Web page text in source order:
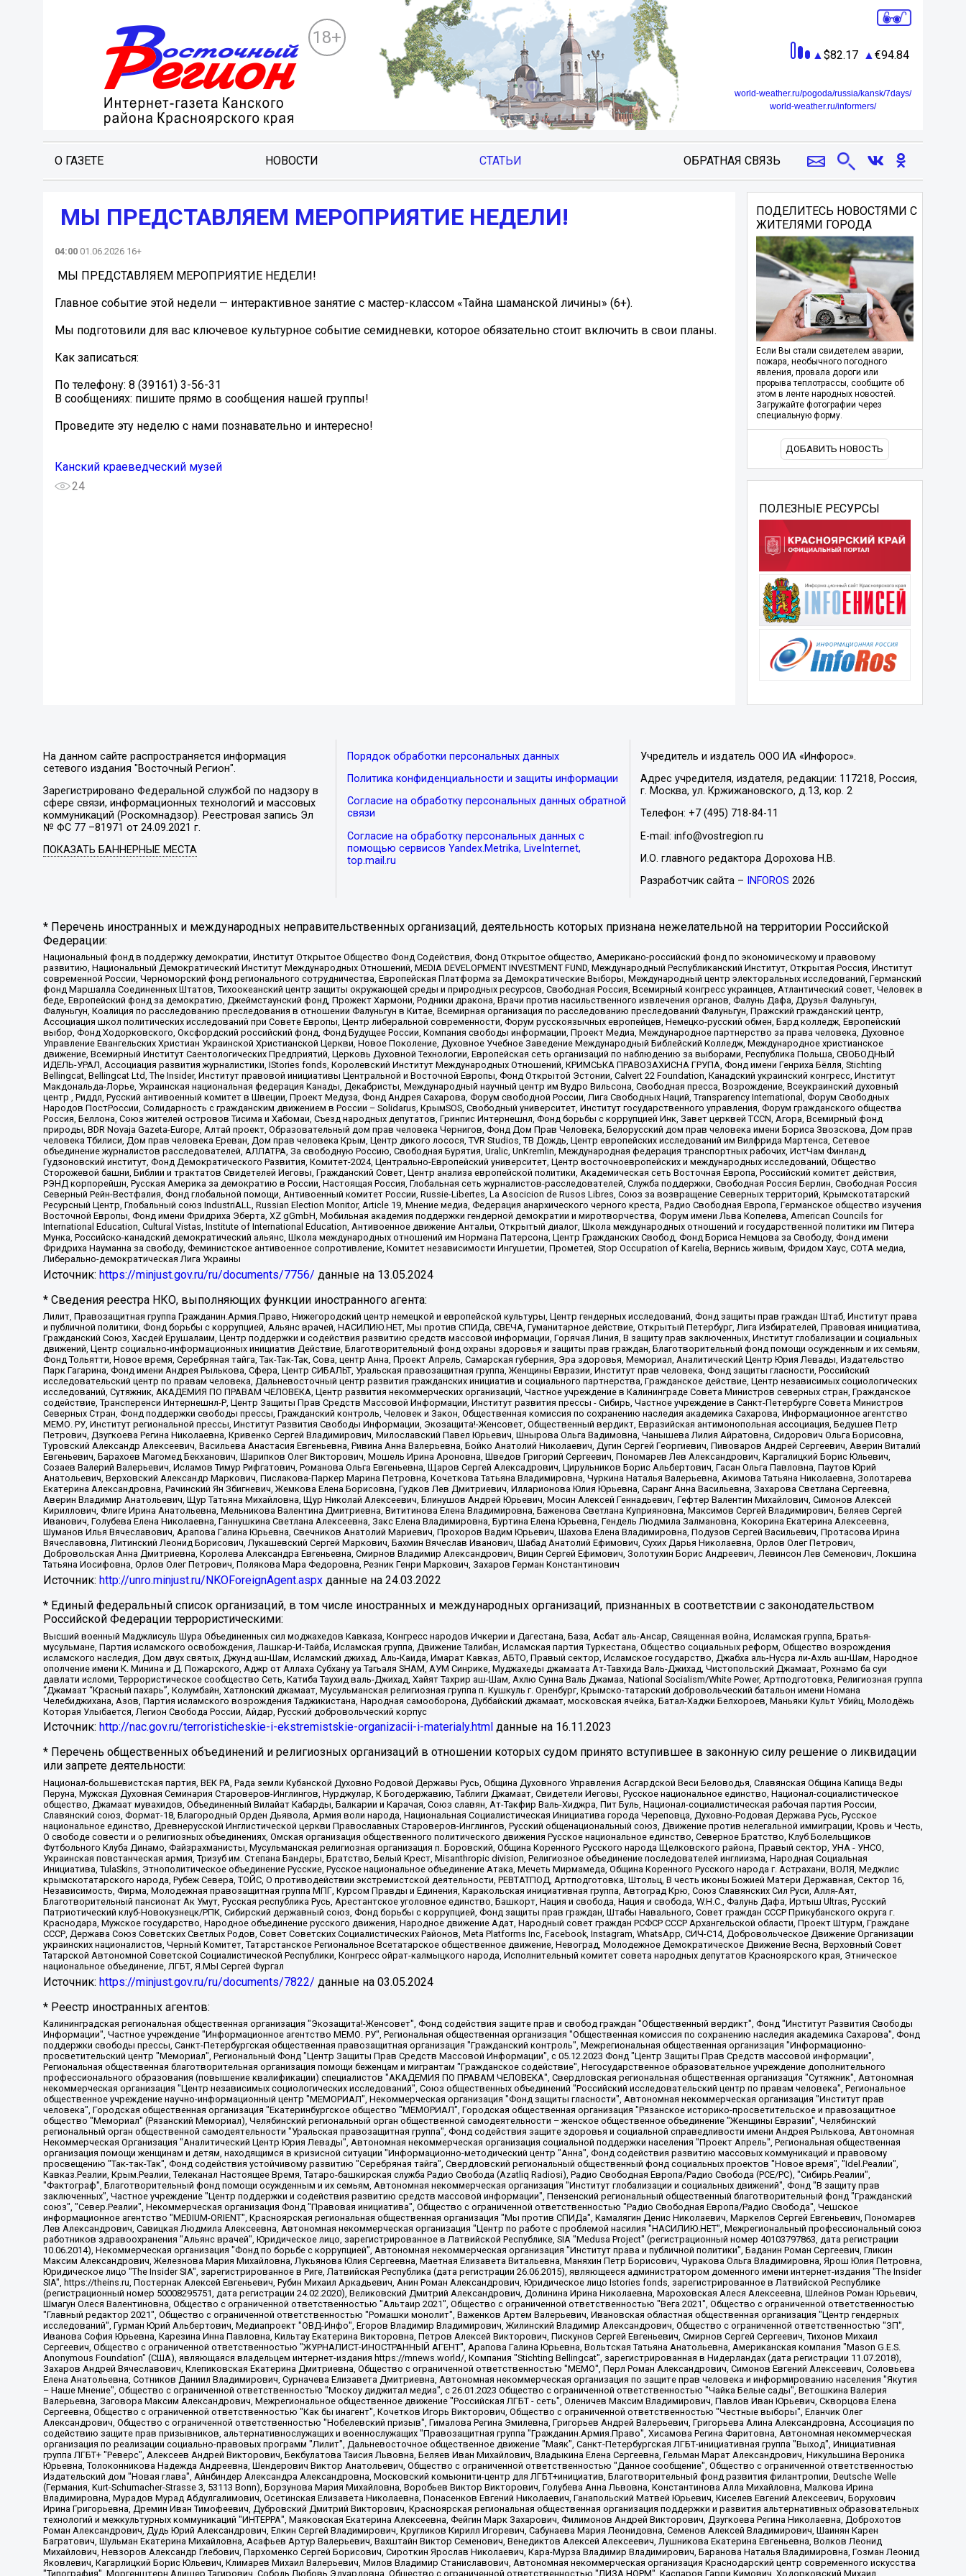
18+
82.17 94.84
world-weather.ru/pogoda/russia/kansk/7days/
world-weather.ru/informers/
О ГАЗЕТЕ НОВОСТИ СТАТЬИ ОБРАТНАЯ СВЯЗЬ
️ МЫ ПРЕДСТАВЛЯЕМ МЕРОПРИЯТИЕ НЕДЕЛИ!
04:00 01.06.2026 16+
️ МЫ ПРЕДСТАВЛЯЕМ МЕРОПРИЯТИЕ НЕДЕЛИ!
Главное событие этой недели — интерактивное занятие с мастер-классом «Тайна шаманской личины» (6+).
Мы подготовили для вас ключевое культурное событие семидневки, которое обязательно стоит включить в свои планы.
️Как записаться:
По телефону: 8 (39161) 3-56-31
В сообщениях: пишите прямо в сообщения нашей группы!
Проведите эту неделю с нами познавательно и интересно!
Канский краеведческий музей
24
ПОДЕЛИТЕСЬ НОВОСТЯМИ С
ЖИТЕЛЯМИ ГОРОДА
Если Вы стали свидетелем аварии,
пожара, необычного погодного
явления, провала дороги или
прорыва теплотрассы, сообщите об
этом в ленте народных новостей.
Загружайте фотографии через
специальную форму.
ДОБАВИТЬ НОВОСТЬ
ПОЛЕЗНЫЕ РЕСУРСЫ
На данном сайте распространяется информация
сетевого издания "Восточный Регион".
Зарегистрировано Федеральной службой по надзору в
сфере связи, информационных технологий и массовых
коммуникаций (Роскомнадзор). Реестровая запись Эл
№ ФС 77 –81971 от 24.09.2021 г.
ПОКАЗАТЬ БАННЕРНЫЕ МЕСТА
Порядок обработки персональных данных
Политика конфиденциальности и защиты информации
Согласие на обработку персональных данных обратной
связи
Согласие на обработку персональных данных с
помощью сервисов Yandex.Metrika, LiveInternet,
top.mail.ru
Учредитель и издатель ООО ИА «Инфорос».
Адрес учредителя, издателя, редакции: 117218, Россия,
г. Москва, ул. Кржижановского, д.13, кор. 2
Телефон: +7 (495) 718-84-11
E-mail: info@vostregion.ru
И.О. главного редактора Дорохова Н.В.
Разработчик сайта – INFOROS 2026
* Перечень иностранных и международных неправительственных организаций, деятельность которых признана нежелательной на территории Российской
Федерации:
Национальный фонд в поддержку демократии, Институт Открытое Общество Фонд Содействия, Фонд Открытое общество, Американо-российский фонд по экономическому и правовому
развитию, Национальный Демократический Институт Международных Отношений, MEDIA DEVELOPMENT INVESTMENT FUND, Международный Республиканский Институт, Открытая Россия, Институт
современной России, Черноморский фонд регионального сотрудничества, Европейская Платформа за Демократические Выборы, Международный центр электоральных исследований, Германский
фонд Маршалла Соединенных Штатов, Тихоокеанский центр защиты окружающей среды и природных ресурсов, Свободная Россия, Всемирный конгресс украинцев, Атлантический совет, Человек в
беде, Европейский фонд за демократию, Джеймстаунский фонд, Прожект Хармони, Родники дракона, Врачи против насильственного извлечения органов, Фалунь Дафа, Друзья Фалуньгун,
Фалуньгун, Коалиция по расследованию преследования в отношении Фалуньгун в Китае, Всемирная организация по расследованию преследований Фалуньгун, Пражский гражданский центр,
Ассоциация школ политических исследований при Совете Европы, Центр либеральной современности, Форум русскоязычных европейцев, Немецко-русский обмен, Бард колледж, Европейский
выбор, Фонд Ходорковского, Оксфордский российский фонд, Фонд Будущее России, Компания свободы информации, Проект Медиа, Международное партнерство за права человека, Духовное
Управление Евангельских Христиан Украинской Христианской Церкви, Новое Поколение, Духовное Учебное Заведение Международный Библейский Колледж, Международное христианское
движение, Всемирный Институт Саентологических Предприятий, Церковь Духовной Технологии, Европейская сеть организаций по наблюдению за выборами, Республика Польша, СВОБОДНЫЙ
ИДЕЛЬ-УРАЛ, Ассоциация развития журналистики, IStories fonds, Королевский Институт Международных Отношений, КРИМСЬКА ПРАВОЗАХИСНА ГРУПА, Фонд имени Генриха Бёлля, Stichting
Bellingcat, Bellingcat Ltd, The Insider, Институт правовой инициативы Центральной и Восточной Европы, Фонд Открытой Эстонии, Calvert 22 Foundation, Канадский украинский конгресс, Институт
Макдональда-Лорье, Украинская национальная федерация Канады, Декабристы, Международный научный центр им Вудро Вильсона, Свободная пресса, Возрождение, Всеукраинский духовный
центр , Риддл, Русский антивоенный комитет в Швеции, Проект Медуза, Фонд Андрея Сахарова, Форум свободной России, Лига Свободных Наций, Transparеncy International, Форум Свободных
Народов ПостРоссии, Солидарность с гражданским движением в России – Solidarus, КрымSOS, Свободный университет, Институт государственного управления, Форум гражданского общества
Россия, Беллона, Союз жителей островов Тисима и Хабомаи, Съезд народных депутатов, Гринпис Интернешнл, Фонд борьбы с коррупцией Инк, Завет церквей TCCN, Агора, Всемирный фонд
природы, BDR Novaja Gazeta-Europe, Алтай проект, Образовательный дом прав человека Чернигов, Фонд Дом Прав Человека, Белорусский дом прав человека имени Бориса Звозскова, Дом прав
человека Тбилиси, Дом прав человека Ереван, Дом прав человека Крым, Центр дикого лосося, TVR Studios, ТВ Дождь, Центр европейских исследований им Вилфрида Мартенса, Сетевое
объединение журналистов расследователей, АЛЛАТРА, За свободную Россию, Свободная Бурятия, Uralic, UnKremlin, Международная федерация транспортных рабочих, ИстЧам Финланд,
Гудзоновский институт, Фонд Демократического Развития, Комитет-2024, Центрально-Европейский университет, Центр восточноевропейских и международных исследований, Общество
Сторожевой башни, Библии и трактатов Свидетелей Иеговы, Гражданский Совет, Центр анализа европейской политики, Академическая сеть Восточная Европа, Российский комитет действия,
РЭНД корпорейшн, Русская Америка за демократию в России, Настоящая Россия, Глобальная сеть журналистов-расследователей, Служба поддержки, Свободная Россия Берлин, Свободная Россия
Северный Рейн-Вестфалия, Фонд глобальной помощи, Антивоенный комитет России, Russie-Libertes, La Asocicion de Rusos Libres, Союз за возвращение Северных территорий, Крымскотатарский
Ресурсный Центр, Глобальный союз IndustriALL, Russian Election Monitor, Article 19, Мнение медиа, Федерация анархического черного креста, Радио Свободная Европа, Германское общество изучения
Восточной Европы, Фонд имени Фридриха Эберта, XZ gGmbH, Мобильная академия поддержки гендерной демократии и миротворчества, Форум имени Льва Копелева, American Councils for
International Education, Cultural Vistas, Institute of International Education, Антивоенное движение Антальи, Открытый диалог, Школа международных отношений и государственной политики им Питера
Мунка, Российско-канадский демократический альянс, Школа международных отношений им Нормана Патерсона, Центр Гражданских Свобод, Фонд Бориса Немцова за Свободу, Фонд имени
Фридриха Науманна за свободу, Феминистское антивоенное сопротивление, Комитет независимости Ингушетии, Прометей, Stop Occupation of Karelia, Вернись живым, Фридом Хаус, СОТА медиа,
Либерально-демократическая Лига Украины
Источник: https://minjust.gov.ru/ru/documents/7756/ данные на 13.05.2024
* Сведения реестра НКО, выполняющих функции иностранного агента:
Лилит, Правозащитная группа Гражданин.Армия.Право, Нижегородский центр немецкой и европейской культуры, Центр гендерных исследований, Фонд защиты прав граждан Штаб, Институт права
и публичной политики, Фонд борьбы с коррупцией, Альянс врачей, НАСИЛИЮ.НЕТ, Мы против СПИДа, СВЕЧА, Гуманитарное действие, Открытый Петербург, Лига Избирателей, Правовая инициатива,
Гражданский Союз, Хасдей Ерушалаим, Центр поддержки и содействия развитию средств массовой информации, Горячая Линия, В защиту прав заключенных, Институт глобализации и социальных
движений, Центр социально-информационных инициатив Действие, Благотворительный фонд охраны здоровья и защиты прав граждан, Благотворительный фонд помощи осужденным и их семьям,
Фонд Тольятти, Новое время, Серебряная тайга, Так-Так-Так, Сова, центр Анна, Проект Апрель, Самарская губерния, Эра здоровья, Мемориал, Аналитический Центр Юрия Левады, Издательство
Парк Гагарина, Фонд имени Андрея Рылькова, Сфера, Центр СИБАЛЬТ, Уральская правозащитная группа, Женщины Евразии, Институт прав человека, Фонд защиты гласности, Российский
исследовательский центр по правам человека, Дальневосточный центр развития гражданских инициатив и социального партнерства, Гражданское действие, Центр независимых социологических
исследований, Сутяжник, АКАДЕМИЯ ПО ПРАВАМ ЧЕЛОВЕКА, Центр развития некоммерческих организаций, Частное учреждение в Калининграде Совета Министров северных стран, Гражданское
содействие, Трансперенси Интернешнл-Р, Центр Защиты Прав Средств Массовой Информации, Институт развития прессы - Сибирь, Частное учреждение в Санкт-Петербурге Совета Министров
Северных Стран, Фонд поддержки свободы прессы, Гражданский контроль, Человек и Закон, Общественная комиссия по сохранению наследия академика Сахарова, Информационное агентство
МЕМО. РУ, Институт региональной прессы, Институт Развития Свободы Информации, Экозащита!-Женсовет, Общественный вердикт, Евразийская антимонопольная ассоциация, Бедушев Петр
Петрович, Дзугкоева Регина Николаевна, Кривенко Сергей Владимирович, Милославский Павел Юрьевич, Шнырова Ольга Вадимовна, Чанышева Лилия Айратовна, Сидорович Ольга Борисовна,
Туровский Александр Алексеевич, Васильева Анастасия Евгеньевна, Ривина Анна Валерьевна, Бойко Анатолий Николаевич, Дугин Сергей Георгиевич, Пивоваров Андрей Сергеевич, Аверин Виталий
Евгеньевич, Барахоев Магомед Бекханович, Шарипков Олег Викторович, Мошель Ирина Ароновна, Шведов Григорий Сергеевич, Пономарев Лев Александрович, Каргалицкий Борис Юльевич,
Созаев Валерий Валерьевич, Исламов Тимур Рифгатович, Романова Ольга Евгеньевна, Щаров Сергей Алексадрович, Цирульников Борис Альбертович, Гасан Ольга Павловна, Паутов Юрий
Анатольевич, Верховский Александр Маркович, Пислакова-Паркер Марина Петровна, Кочеткова Татьяна Владимировна, Чуркина Наталья Валерьевна, Акимова Татьяна Николаевна, Золотарева
Екатерина Александровна, Рачинский Ян Збигневич, Жемкова Елена Борисовна, Гудков Лев Дмитриевич, Илларионова Юлия Юрьевна, Саранг Анна Васильевна, Захарова Светлана Сергеевна,
Аверин Владимир Анатольевич, Щур Татьяна Михайловна, Щур Николай Алексеевич, Блинушов Андрей Юрьевич, Мосин Алексей Геннадьевич, Гефтер Валентин Михайлович, Симонов Алексей
Кириллович, Флиге Ирина Анатольевна, Мельникова Валентина Дмитриевна, Вититинова Елена Владимировна, Баженова Светлана Куприяновна, Максимов Сергей Владимирович, Беляев Сергей
Иванович, Голубева Елена Николаевна, Ганнушкина Светлана Алексеевна, Закс Елена Владимировна, Буртина Елена Юрьевна, Гендель Людмила Залмановна, Кокорина Екатерина Алексеевна,
Шуманов Илья Вячеславович, Арапова Галина Юрьевна, Свечников Анатолий Мариевич, Прохоров Вадим Юрьевич, Шахова Елена Владимировна, Подузов Сергей Васильевич, Протасова Ирина
Вячеславовна, Литинский Леонид Борисович, Лукашевский Сергей Маркович, Бахмин Вячеслав Иванович, Шабад Анатолий Ефимович, Сухих Дарья Николаевна, Орлов Олег Петрович,
Добровольская Анна Дмитриевна, Королева Александра Евгеньевна, Смирнов Владимир Александрович, Вицин Сергей Ефимович, Золотухин Борис Андреевич, Левинсон Лев Семенович, Локшина
Татьяна Иосифовна, Орлов Олег Петрович, Полякова Мара Федоровна, Резник Генри Маркович, Захаров Герман Константинович
Источник: http://unro.minjust.ru/NKOForeignAgent.aspx данные на 24.03.2022
* Единый федеральный список организаций, в том числе иностранных и международных организаций, признанных в соответствии с законодательством
Российской Федерации террористическими:
Высший военный Маджлисуль Шура Объединенных сил моджахедов Кавказа, Конгресс народов Ичкерии и Дагестана, База, Асбат аль-Ансар, Священная война, Исламская группа, Братья-
мусульмане, Партия исламского освобождения, Лашкар-И-Тайба, Исламская группа, Движение Талибан, Исламская партия Туркестана, Общество социальных реформ, Общество возрождения
исламского наследия, Дом двух святых, Джунд аш-Шам, Исламский джихад, Аль-Каида, Имарат Кавказ, АБТО, Правый сектор, Исламское государство, Джабха аль-Нусра ли-Ахль аш-Шам, Народное
ополчение имени К. Минина и Д. Пожарского, Аджр от Аллаха Субхану уа Тагьаля SHAM, АУМ Синрике, Муджахеды джамаата Ат-Тавхида Валь-Джихад, Чистопольский Джамаат, Рохнамо ба суи
давлати исломи, Террористическое сообщество Сеть, Катиба Таухид валь-Джихад, Хайят Тахрир аш-Шам, Ахлю Сунна Валь Джамаа, National Socialism/White Power, Артподготовка, Религиозная группа
“Джамаат “Красный пахарь”, Колумбайн, Хатлонский джамаат, Мусульманская религиозная группа п. Кушкуль г. Оренбург, Крымско-татарский добровольческий батальон имени Номана
Челебиджихана, Азов, Партия исламского возрождения Таджикистана, Народная самооборона, Дуббайский джамаат, московская ячейка, Батал-Хаджи Белхороев, Маньяки Культ Убийц, Молодёжь
Которая Улыбается, Легион Свобода России, Айдар, Русский добровольческий корпус
Источник: http://nac.gov.ru/terroristicheskie-i-ekstremistskie-organizacii-i-materialy.html данные на 16.11.2023
* Перечень общественных объединений и религиозных организаций в отношении которых судом принято вступившее в законную силу решение о ликвидации
или запрете деятельности:
Национал-большевистская партия, ВЕК РА, Рада земли Кубанской Духовно Родовой Державы Русь, Община Духовного Управления Асгардской Веси Беловодья, Славянская Община Капища Веды
Перуна, Мужская Духовная Семинария Староверов-Инглингов, Нурджулар, К Богодержавию, Таблиги Джамаат, Свидетели Иеговы, Русское национальное единство, Национал-социалистическое
общество, Джамаат мувахидов, Объединенный Вилайат Кабарды, Балкарии и Карачая, Союз славян, Ат-Такфир Валь-Хиджра, Пит Буль, Национал-социалистическая рабочая партия России,
Славянский союз, Формат-18, Благородный Орден Дьявола, Армия воли народа, Национальная Социалистическая Инициатива города Череповца, Духовно-Родовая Держава Русь, Русское
национальное единство, Древнерусской Инглистической церкви Православных Староверов-Инглингов, Русский общенациональный союз, Движение против нелегальной иммиграции, Кровь и Честь,
О свободе совести и о религиозных объединениях, Омская организация общественного политического движения Русское национальное единство, Северное Братство, Клуб Болельщиков
Футбольного Клуба Динамо, Файзрахманисты, Мусульманская религиозная организация п. Боровский, Община Коренного Русского народа Щелковского района, Правый сектор, УНА - УНСО,
Украинская повстанческая армия, Тризуб им. Степана Бандеры, Братство, Белый Крест, Misanthropic division, Религиозное объединение последователей инглиизма, Народная Социальная
Инициатива, TulaSkins, Этнополитическое объединение Русские, Русское национальное объединение Атака, Мечеть Мирмамеда, Община Коренного Русского народа г. Астрахани, ВОЛЯ, Меджлис
крымскотатарского народа, Рубеж Севера, ТОЙС, О противодействии экстремистской деятельности, РЕВТАТПОД, Артподготовка, Штольц, В честь иконы Божией Матери Державная, Сектор 16,
Независимость, Фирма, Молодежная правозащитная группа МПГ, Курсом Правды и Единения, Каракольская инициативная группа, Автоград Крю, Союз Славянских Сил Руси, Алля-Аят,
Благотворительный пансионат Ак Умут, Русская республика Русь, Арестантское уголовное единство, Башкорт, Нация и свобода, Нация и свобода, W.H.С., Фалунь Дафа, Иртыш Ultras, Русский
Патриотический клуб-Новокузнецк/РПК, Сибирский державный союз, Фонд борьбы с коррупцией, Фонд защиты прав граждан, Штабы Навального, Совет граждан СССР Прикубанского округа г.
Краснодара, Мужское государство, Народное объединение русского движения, Народное движение Адат, Народный совет граждан РСФСР СССР Архангельской области, Проект Штурм, Граждане
СССР, Держава Союз Советских Светлых Родов, Совет Советских Социалистических Районов, Meta Platforms Inc, Facebook, Instagram, WhatsApp, СИЧ-С14, Добровольческое Движение Организации
украинских националистов, Черный Комитет, Татарстанское Региональное Всетатарское общественное движение, Невоград, Молодежное Демократическое Движение Весна, Верховный Совет
Татарской Автономной Советской Социалистической Республики, Конгресс ойрат-калмыцкого народа, Исполнительный комитет совета народных депутатов Красноярского края, Этническое
национальное объединение, ЛГБТ, Я.МЫ Сергей Фургал
Источник: https://minjust.gov.ru/ru/documents/7822/ данные на 03.05.2024
* Реестр иностранных агентов:
Калининградская региональная общественная организация "Экозащита!-Женсовет", Фонд содействия защите прав и свобод граждан "Общественный вердикт", Фонд "Институт Развития Свободы Информации", Частное учреждение "Информационное агентство МЕМО. РУ", Региональная общественная организация "Общественная комиссия по сохранению наследия академика Сахарова", Фонд поддержки свободы прессы, Санкт-Петербургская общественная правозащитная организация "Гражданский контроль", Межрегиональная общественная организация "Информационно-просветительский центр "Мемориал", Региональный Фонд "Центр Защиты Прав Средств Массовой Информации", с 05.12.2023 Фонд "Центр Защиты Прав Средств массовой информации", Региональная общественная благотворительная организация помощи беженцам и мигрантам "Гражданское содействие", Негосударственное образовательное учреждение дополнительного профессионального образования (повышение квалификации) специалистов "АКАДЕМИЯ ПО ПРАВАМ ЧЕЛОВЕКА", Свердловская региональная общественная организация "Сутяжник", Автономная некоммерческая организация "Центр независимых социологических исследований", Союз общественных объединений "Российский исследовательский центр по правам человека", Региональное общественное учреждение научно-информационный центр "МЕМОРИАЛ", Некоммерческая организация "Фонд защиты гласности", Автономная некоммерческая организация "Институт прав человека", Городская общественная организация "Екатеринбургское общество "МЕМОРИАЛ", Городская общественная организация "Рязанское историко-просветительское и правозащитное общество "Мемориал" (Рязанский Мемориал), Челябинский региональный орган общественной самодеятельности – женское общественное объединение "Женщины Евразии", Челябинский региональный орган общественной самодеятельности "Уральская правозащитная группа", Фонд содействия защите здоровья и социальной справедливости имени Андрея Рылькова, Автономная Некоммерческая Организация "Аналитический Центр Юрия Левады", Автономная некоммерческая организация социальной поддержки населения "Проект Апрель", Региональная общественная организация помощи женщинам и детям, находящимся в кризисной ситуации "Информационно-методический центр "Анна", Фонд содействия развитию массовых коммуникаций и правовому просвещению "Так-так-Так", Фонд содействия устойчивому развитию "Серебряная тайга", Свердловский региональный общественный фонд социальных проектов "Новое время", "Idel.Реалии", Кавказ.Реалии, Крым.Реалии, Телеканал Настоящее Время, Татаро-башкирская служба Радио Свобода (Azatliq Radiosi), Радио Свободная Европа/Радио Свобода (PCE/PC), "Сибирь.Реалии", "Фактограф", Благотворительный фонд помощи осужденным и их семьям, Автономная некоммерческая организация "Институт глобализации и социальных движений", Фонд "В защиту прав заключенных", Частное учреждение "Центр поддержки и содействия развитию средств массовой информации", Пензенский региональный общественный благотворительный фонд "Гражданский союз", "Север.Реалии", Некоммерческая организация Фонд "Правовая инициатива", Общество с ограниченной ответственностью "Радио Свободная Европа/Радио Свобода", Чешское информационное агентство "MEDIUM-ORIENT", Красноярская региональная общественная организация "Мы против СПИДа", Камалягин Денис Николаевич, Маркелов Сергей Евгеньевич, Пономарев Лев Александрович, Савицкая Людмила Алексеевна, Автономная некоммерческая организация "Центр по работе с проблемой насилия "НАСИЛИЮ.НЕТ", Межрегиональный профессиональный союз работников здравоохранения "Альянс врачей", Юридическое лицо, зарегистрированное в Латвийской Республике, SIA "Medusa Project" (регистрационный номер 40103797863, дата регистрации 10.06.2014), Некоммерческая организация "Фонд по борьбе с коррупцией", Автономная некоммерческая организация "Институт права и публичной политики", Баданин Роман Сергеевич, Гликин Максим Александрович, Железнова Мария Михайловна, Лукьянова Юлия Сергеевна, Маетная Елизавета Витальевна, Маняхин Петр Борисович, Чуракова Ольга Владимировна, Ярош Юлия Петровна, Юридическое лицо "The Insider SIA", зарегистрированное в Риге, Латвийская Республика (дата регистрации 26.06.2015), являющееся администратором доменного имени интернет-издания "The Insider SIA", https://theins.ru, Постернак Алексей Евгеньевич, Рубин Михаил Аркадьевич, Анин Роман Александрович, Юридическое лицо Istories fonds, зарегистрированное в Латвийской Республике (регистрационный номер 50008295751, дата регистрации 24.02.2020), Великовский Дмитрий Александрович, Долинина Ирина Николаевна, Мароховская Алеся Алексеевна, Шлейнов Роман Юрьевич, Шмагун Олеся Валентиновна, Общество с ограниченной ответственностью "Альтаир 2021", Общество с ограниченной ответственностью "Вега 2021", Общество с ограниченной ответственностью "Главный редактор 2021", Общество с ограниченной ответственностью "Ромашки монолит", Важенков Артем Валерьевич, Ивановская областная общественная организация "Центр гендерных исследований", Гурман Юрий Альбертович, Медиапроект "ОВД-Инфо", Егоров Владимир Владимирович, Жилинский Владимир Александрович, Общество с ограниченной ответственностью "ЗП", Иванова София Юрьевна, Карезина Инна Павловна, Кильтау Екатерина Викторовна, Петров Алексей Викторович, Пискунов Сергей Евгеньевич, Смирнов Сергей Сергеевич, Тихонов Михаил Сергеевич, Общество с ограниченной ответственностью "ЖУРНАЛИСТ-ИНОСТРАННЫЙ АГЕНТ", Арапова Галина Юрьевна, Вольтская Татьяна Анатольевна, Американская компания "Mason G.E.S. Anonymous Foundation" (США), являющаяся владельцем интернет-издания https://mnews.world/, Компания "Stichting Bellingcat", зарегистрированная в Нидерландах (дата регистрации 11.07.2018), Захаров Андрей Вячеславович, Клепиковская Екатерина Дмитриевна, Общество с ограниченной ответственностью "МЕМО", Перл Роман Александрович, Симонов Евгений Алексеевич, Соловьева Елена Анатольевна, Сотников Даниил Владимирович, Сурначева Елизавета Дмитриевна, Автономная некоммерческая организация по защите прав человека и информированию населения "Якутия – Наше Мнение", Общество с ограниченной ответственностью "Москоу диджитал медиа", с 26.01.2023 Общество с ограниченной ответственностью "Чайка Белые сады", Ветошкина Валерия Валерьевна, Заговора Максим Александрович, Межрегиональное общественное движение "Российская ЛГБТ - сеть", Оленичев Максим Владимирович, Павлов Иван Юрьевич, Скворцова Елена Сергеевна, Общество с ограниченной ответственностью "Как бы инагент", Кочетков Игорь Викторович, Общество с ограниченной ответственностью "Честные выборы", Еланчик Олег Александрович, Общество с ограниченной ответственностью "Нобелевский призыв", Гималова Регина Эмилевна, Григорьев Андрей Валерьевич, Григорьева Алина Александровна, Ассоциация по содействию защите прав призывников, альтернативнослужащих и военнослужащих "Правозащитная группа "Гражданин.Армия.Право", Хисамова Регина Фаритовна, Автономная некоммерческая организация по реализации социально-правовых программ "Лилит", Дальневосточное общественное движение "Маяк", Санкт-Петербургская ЛГБТ-инициативная группа "Выход", Инициативная группа ЛГБТ+ "Реверс", Алексеев Андрей Викторович, Бекбулатова Таисия Львовна, Беляев Иван Михайлович, Владыкина Елена Сергеевна, Гельман Марат Александрович, Никульшина Вероника Юрьевна, Толоконникова Надежда Андреевна, Шендерович Виктор Анатольевич, Общество с ограниченной ответственностью "Данное сообщение", Общество с ограниченной ответственностью Издательский дом "Новая глава", Айнбиндер Александра Александровна, Московский комьюнити-центр для ЛГБТ+инициатив, Благотворительный фонд развития филантропии, Deutsche Welle (Германия, Kurt-Schumacher-Strasse 3, 53113 Bonn), Борзунова Мария Михайловна, Воробьев Виктор Викторович, Голубева Анна Львовна, Константинова Алла Михайловна, Малкова Ирина Владимировна, Мурадов Мурад Абдулгалимович, Осетинская Елизавета Николаевна, Понасенков Евгений Николаевич, Ганапольский Матвей Юрьевич, Киселев Евгений Алексеевич, Борухович Ирина Григорьевна, Дремин Иван Тимофеевич, Дубровский Дмитрий Викторович, Красноярская региональная общественная организация поддержки и развития альтернативных образовательных технологий и межкультурных коммуникаций "ИНТЕРРА", Маяковская Екатерина Алексеевна, Фейгин Марк Захарович, Филимонов Андрей Викторович, Дзугкоева Регина Николаевна, Доброхотов Роман Александрович, Дудь Юрий Александрович, Елкин Сергей Владимирович, Кругликов Кирилл Игоревич, Сабунаева Мария Леонидовна, Семенов Алексей Владимирович, Шаинян Карен Багратович, Шульман Екатерина Михайловна, Асафьев Артур Валерьевич, Вахштайн Виктор Семенович, Венедиктов Алексей Алексеевич, Лушникова Екатерина Евгеньевна, Волков Леонид Михайлович, Невзоров Александр Глебович, Пархоменко Сергей Борисович, Сироткин Ярослав Николаевич, Кара-Мурза Владимир Владимирович, Баранова Наталья Владимировна, Гозман Леонид Яковлевич, Кагарлицкий Борис Юльевич, Климарев Михаил Валерьевич, Милов Владимир Станиславович, Автономная некоммерческая организация Краснодарский центр современного искусства "Типография", Моргенштерн Алишер Тагирович, Соболь Любовь Эдуардовна, Общество с ограниченной ответственностью "ЛИЗА НОРМ", Каспаров Гарри Кимович, Ходорковский Михаил Борисович, Общество с ограниченной ответственностью "Апрельские тезисы", Данилович Ирина Брониславовна, Кашин Олег Владимирович, Петров Николай Владимирович, Пивоваров Алексей Владимирович, Соколов Михаил Владимирович, Цветкова Юлия Владимировна, Чичваркин Евгений Александрович, Комитет против пыток/Команда против пыток, Общество с ограниченной ответственностью "Первый научный", Общество с ограниченной ответственностью "Вертолет и ко", Белоцерковская Вероника Борисовна, Кац Максим Евгеньевич, Лазарева Татьяна Юрьевна, Шаведдинов Руслан Табризович, Яшин Илья Валерьевич, Общество с ограниченной ответственностью "Иноагент ААВ", Алешковский Дмитрий Петрович, Альбац Евгения Марковна, Быков Дмитрий Львович, Галямина Юлия Евгеньевна, Лойко Сергей Леонидович, Мартынов Кирилл Константинович, Медведев Сергей Александрович, Крашенинников Федор Геннадиевич, Гордеева Катерина Вл